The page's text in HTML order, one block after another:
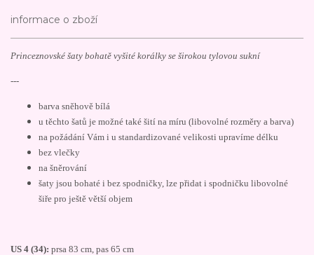
informace o zboží
Princeznovské šaty bohatě vyšité korálky se širokou tylovou sukní
---
barva sněhově bílá
u těchto šatů je možné také šití na míru (libovolné rozměry a barva)
na požádání Vám i u standardizované velikosti upravíme délku
bez vlečky
na šněrování
šaty jsou bohaté i bez spodničky, lze přidat i spodničku libovolné
šiře pro ještě větší objem
US 4 (34): prsa 83 cm, pas 65 cm